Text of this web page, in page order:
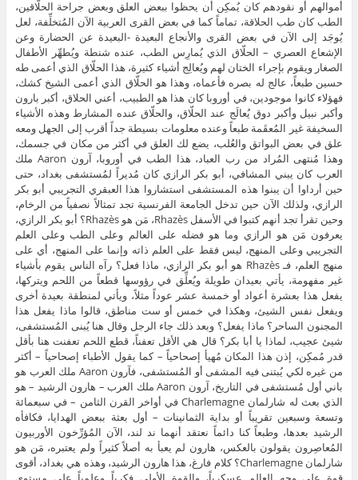
أموالهم أو نقودهم كان يُمكِن أن يحظوا ببعض العلق وبعض جراحة الحلّاقين،
الطب كان طب الحلاقة، تماماً كما في بعض القرى العربية الآن المُتخلِّفة، لعل
يُوجَد إلى الآن في بعض القرى والأنجاع البعيدة -البعيدة عن الحضارة وعن
الإشعاع العصري – الحلّاق الذي يُمارِس الطب، عنده شنطة ويُطهِّر الأطفال
الصغار ويقوم بإجراء الختان لهم ويُعالِج أشياء كثيرة، هذا الحلّاق الذي أعمى طه
حسين طبعاً، عالج له بصره فأعماه، وهذا هو الحلّاق الذي أعمى الشيخ كشك،
فهؤلاء كانوا موجودين، في أوروبا كان هذا هو الطبيب، أعني الحلاق، أكبر بارون
وأكبر نبيل وأكبر دوق يُعالَج عند الحلّاق، والحلّاق عنده المشارط وهذه الأشياء
السخيفة غير المُعقَمة طبعاً وعنده معلومات بسيطة جداً أقرب إلى الجهل ومعه
علق في بعض البواتق والعُلب، يضع لك العلق في أكثر من مكان في جسمك،
وهذا مُنتهى المُراد من رب العباد، هذا الطب في أوروبا، آرون Aaron ملك
العرب كان يبني المشافي، أبو بكر الرازي كان مُديراً لمُستشفى بغداد، حتى
حين أرداوا أن يبنوا هذه المستشفى استشاروا هذا العبقري التجريبي أبو بكر
الرازي، ولذلك الآن حين تدخل الجامعة الفرنسية تجد تمثالاً نصفياً من الرخام،
وحين تقرأ تجد أنهم كتبوا في الأسفل Rhazès، مَن هو Rhazès؟ أبو بكر الرازي،
يعرفون مَن هو الرازي وما هو فضله على العالم وعلى الطب وعلى العلم
التجريبي وعلى المنهج، ليس فقط على العلم ذاته وإنما على المنهج، أي على
منهج العلم، فـ Rhazès هو أبو بكر الرازي، ماذا فعل؟ رآه الناس يقوم بأشياء
غير مفهومة، يأتي بعيدان طويلة ويُعلِّق في رؤوسها قطعاً من اللحم ويتركها،
يفعل هذا بعشرة أعواد أو خمسة عشر عوداً مثلاً، ويأتي لمنطقة بعيدة أخرى
ويفعل نفس الشيئ، وهكذا في خمس أو ست مناطق، قالوا ماذا يفعل هذا
المجنون الساحر؟ ماذا يفعل؟ وبعد ذلك جاء الرجل وقال هنا يُبنى المُستشفى،
شيئ عجيب، لماذا يا أبا بكر؟ قال هي الأقل تعفناً، قطع اللحم تعفنت هنا بأقل
قدر مُمكِن، إذن هذا المكان مُهيأ إصحاحياً – كما يقول الأطباء إصحاحياً – أكثر
من غيره لكي يُبتنى فيه المشفى أو المُستشفى، فآرون Aaron ملك العرب هو
باني أول مُستشفى في التاريخ، آرون Aaron ملك العرب – هارون الرشيد – هو
الذي بعث له شارلمان Charlemagne في أواخر القرن الثامن – في سبعمائة
وتسعة وسبعين تقريباً أو بداية الثمانينات – أول بعثة ببعض الهدايا، فكافأه
الرشيد بعدها، وطبعاً كنا دائماً نعتقد أنهما ند لند، الآن المُؤرِّخون الأوربيون
المُعاصِرون يقولون بالعكس، هارون لم يعبأ به أصلاً كثيراً ولم يعتبره، مَن هو
شارلمان Charlemagne؟ كلام فارغ، هذا هارون الرشيد، وهذه هي بغداد، أقوى